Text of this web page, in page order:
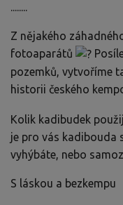
........
Z nějakého
fotoaparátů
pozemků, vytvoříme
historii českého
Kolik kadibudek
je pro vás kadibouda
vyhýbáte, nebo
S láskou a bezkempu